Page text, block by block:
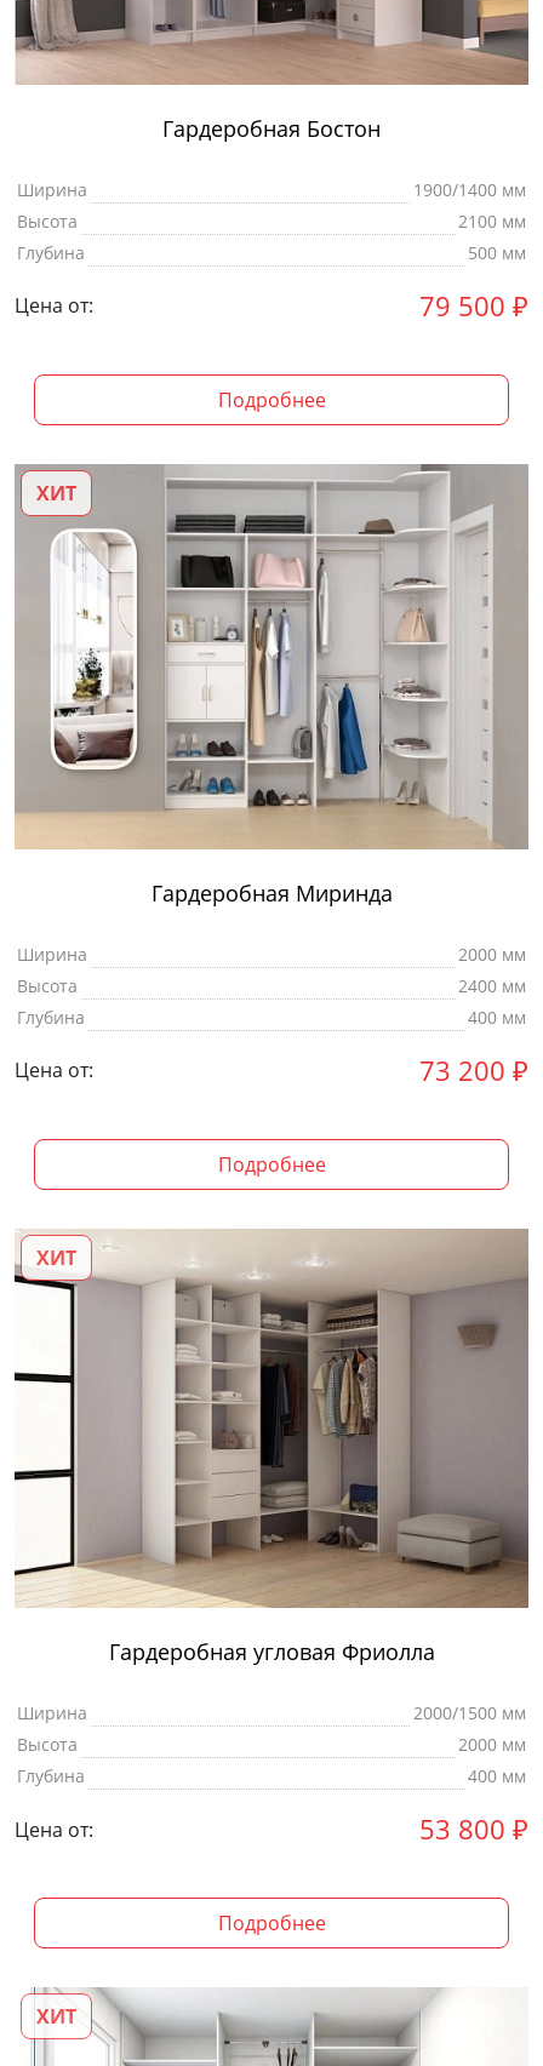
Гардеробная Бостон
Ширина
1900/1400 мм
Высота
2100 мм
Глубина
500 мм
Цена от: 79 500 ₽
Подробнее
ХИТ
Гардеробная Миринда
Ширина
2000 мм
Высота
2400 мм
Глубина
400 мм
Цена от: 73 200 ₽
Подробнее
ХИТ
Гардеробная угловая Фриолла
Ширина
2000/1500 мм
Высота
2000 мм
Глубина
400 мм
Цена от: 53 800 ₽
Подробнее
ХИТ